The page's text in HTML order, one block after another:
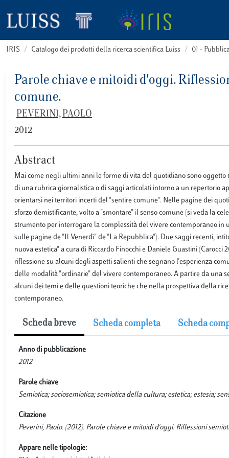
IRIS Catalogo dei prodotti della ricerca scientifica Luiss 01 -
Parole chiave e mitoidi d'oggi.
comune.
PEVERINI, PAOLO
2012
Abstract
Mai come negli ultimi anni le forme di vita del quotidiano sono
di una rubrica giornalistica o di saggi articolati intorno a un repertorio
orientarsi nei territori incerti del "sentire comune". Nelle pagine dei
sforzo demistificante, volto a "smontare" il senso comune (si veda la
strumento per interrogare la complessità del vivere contemporaneo
sulle pagine de "Il Venerdì" de "La Repubblica"). Due saggi recenti,
nuova estetica" a cura di Riccardo Finocchi e Daniele Guastini
riflessione su alcuni degli aspetti salienti che segnano l'esperienza
delle modalità "ordinarie" del vivere contemporaneo. A partire da una
alcuni dei temi e delle questioni teoriche che nella prospettiva della
contemporaneo.
Scheda breve Scheda completa Scheda
Anno di pubblicazione
2012
Parole chiave
Semiotica; sociosemiotica; semiotica della cultura; estetica; estesia;
Citazione
Peverini, Paolo. (2012). Parole chiave e mitoidi d'oggi. Riflessioni
Appare nelle tipologie: